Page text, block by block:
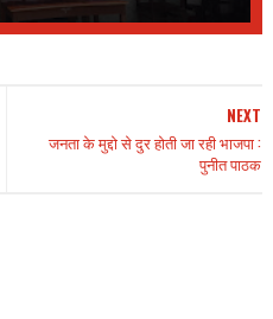
NEXT
जनता के मुद्दो से दुर होती जा रही भाजपा :
पुनीत पाठक